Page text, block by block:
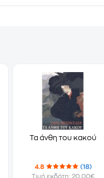
Τα άνθη του κακού
4.8
(18)
Τιμή εκδότη: 20.00€